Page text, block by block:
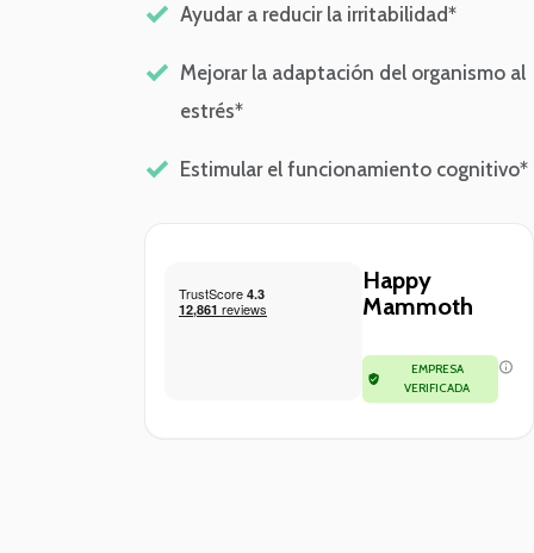
Ayudar a reducir la irritabilidad*
Mejorar la adaptación del organismo al
estrés*
Estimular el funcionamiento cognitivo*
Happy
Mammoth
EMPRESA
VERIFICADA